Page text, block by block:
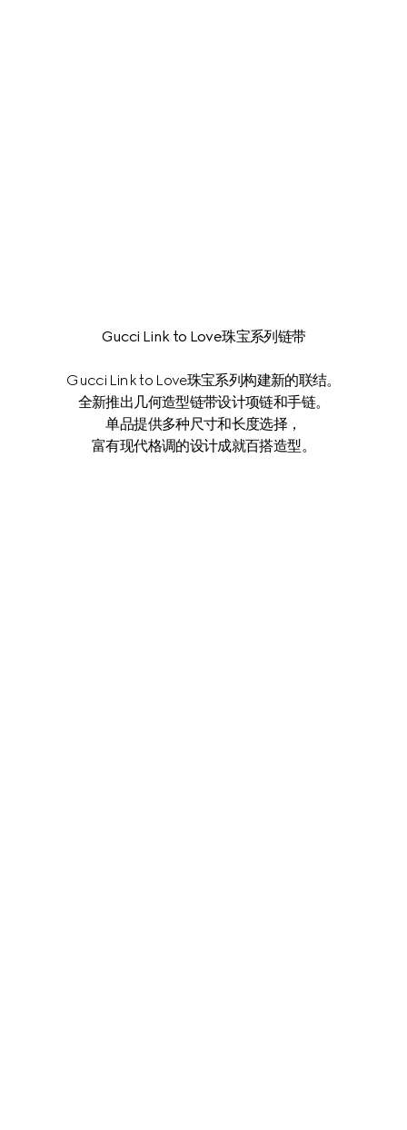
Gucci Link to Love珠宝系列链带
Gucci Link to Love珠宝系列构建新的联结。
全新推出几何造型链带设计项链和手链。
单品提供多种尺寸和长度选择，
富有现代格调的设计成就百搭造型。